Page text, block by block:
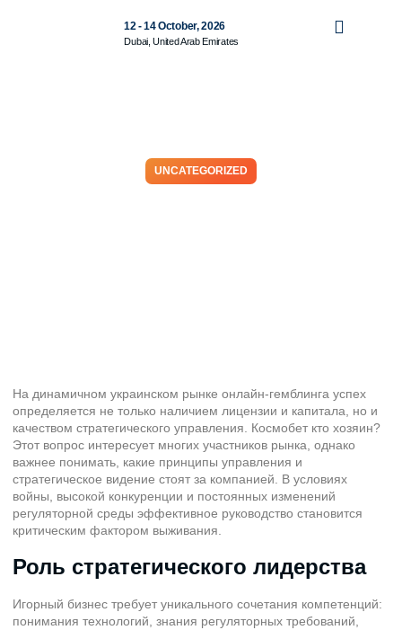
12 - 14 October, 2026
Dubai, United Arab Emirates
UNCATEGORIZED
На динамичном украинском рынке онлайн-гемблинга успех
определяется не только наличием лицензии и капитала, но и
качеством стратегического управления. Космобет кто хозяин?
Этот вопрос интересует многих участников рынка, однако
важнее понимать, какие принципы управления и
стратегическое видение стоят за компанией. В условиях
войны, высокой конкуренции и постоянных изменений
регуляторной среды эффективное руководство становится
критическим фактором выживания.
Роль стратегического лидерства
Игорный бизнес требует уникального сочетания компетенций:
понимания технологий, знания регуляторных требований,